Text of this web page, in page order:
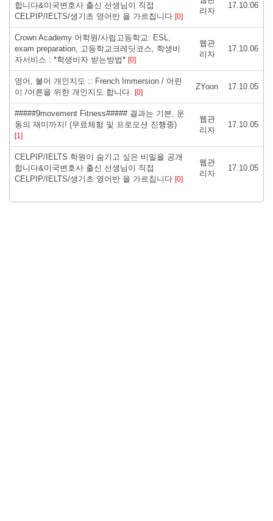
합니다&미국변호사 출신 선생님이 직접
CELPIP/IELTS/생기초 영어반 을 가르칩니다 [0]
리자
17.10.06
Crown Academy 어학원/사립고등학교: ESL,
exam preparation, 고등학교크레딧코스, 학생비
자서비스 : *학생비자 받는방법* [0]
웹관
리자
17.10.06
영어, 불어 개인지도 :: French Immersion / 어린
이 /어른을 위한 개인지도 합니다. [0]
ZYoon 17.10.05
#####9movement Fitness##### 결과는 기본, 운
동의 재미까지! (무료체험 및 프로모션 진행중)
[1]
웹관
리자
17.10.05
CELPIP/IELTS 학원이 숨기고 싶은 비밀을 공개
합니다&미국변호사 출신 선생님이 직접
CELPIP/IELTS/생기초 영어반 을 가르칩니다 [0]
웹관
리자
17.10.05